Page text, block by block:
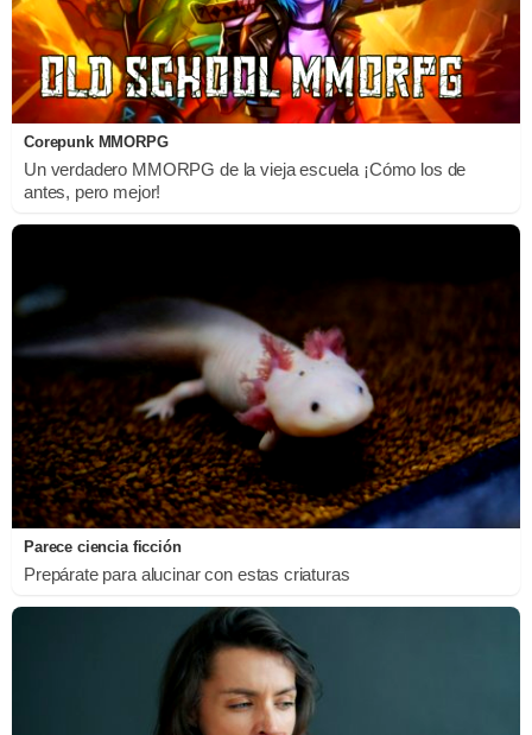
Corepunk MMORPG
Un verdadero MMORPG de la vieja escuela ¡Cómo los de
antes, pero mejor!
Parece ciencia ficción
Prepárate para alucinar con estas criaturas